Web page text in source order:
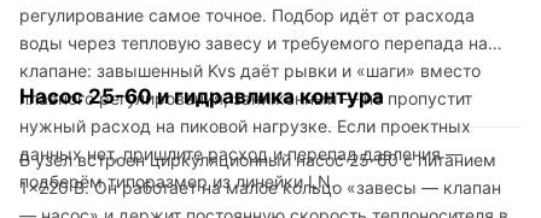
регулирование самое точное. Подбор идёт от расхода
воды через тепловую завесу и требуемого перепада на
клапане: завышенный Kvs даёт рывки и «шаги» вместо
плавного регулирования, заниженный — не пропустит
нужный расход на пиковой нагрузке. Если проектных
данных нет, пришлите расход и перепад давления —
подберём типоразмер из линейки LN.
Насос 25-60 и гидравлика контура
В узел встроен циркуляционный насос 25-60 с питанием
1×220 В. Он работает на малое кольцо «завесы — клапан